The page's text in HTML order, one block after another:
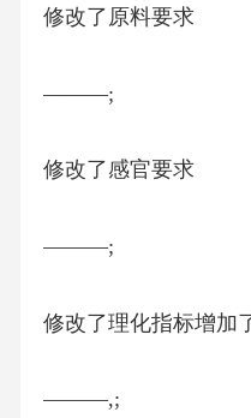
修改了原料要求
———;
修改了感官要求
———;
修改了理化指标增加
———,;